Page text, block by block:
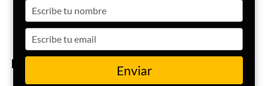
Captura de Maduro, protestas
en Irán y amenaza de Trump a
Groenlandia
¿Cuáles son los cárteles
your
name
your
email
Enviar